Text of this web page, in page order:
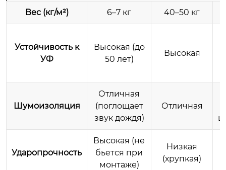
Вес (кг/м²) 6–7 кг 40–50 кг
Устойчивость к
УФ
Высокая (до
50 лет)
Высокая
Шумоизоляция
Отличная
(поглощает
звук дождя)
Отличная
Ударопрочность
Высокая (не
бьется при
монтаже)
Низкая
(хрупкая)